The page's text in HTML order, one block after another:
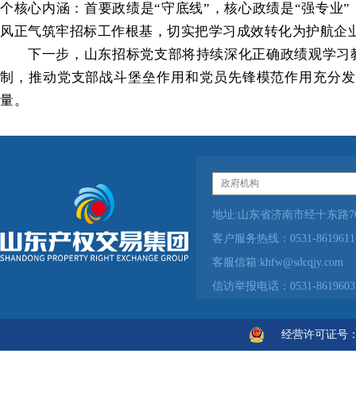
个核心内涵：首要政绩是“守底线”，核心政绩是“强专业
风正气筑牢招标工作根基，切实把学习成效转化为护航企
下一步，山东招标党支部将持续深化正确政绩观学
制，推动党支部战斗堡垒作用和党员先锋模范作用充分
量。
地址:山东省济南市经十东路
客户服务热线：0531-
客服信箱
信访举报电话：0531-
经营许可证号